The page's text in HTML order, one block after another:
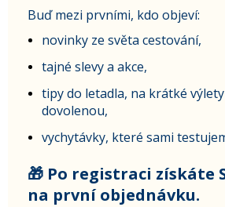
Buď mezi prvními, kdo objeví:
novinky ze světa cestování,
tajné slevy a akce,
tipy do letadla, na krátké
dovolenou,
vychytávky, které sami
🎁 Po registraci získáte
na první objednávku.